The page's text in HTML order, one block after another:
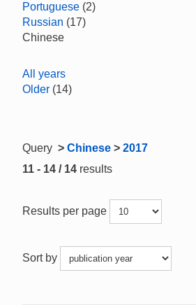
Portuguese (2)
Russian (17)
Chinese
All years
Older (14)
Query > Chinese > 2017
11 - 14 / 14 results
Results per page
Sort by